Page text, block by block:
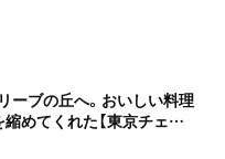
ーブの丘へ。おいしい料理
縮めてくれた【東京チェン